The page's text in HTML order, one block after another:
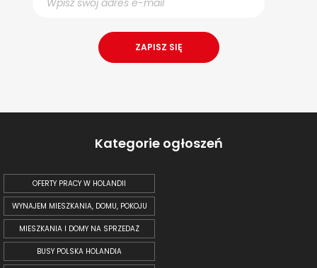
Kategorie ogłoszeń
OFERTY PRACY W HOLANDII
WYNAJEM MIESZKANIA, DOMU, POKOJU
MIESZKANIA I DOMY NA SPRZEDAŻ
BUSY POLSKA HOLANDIA